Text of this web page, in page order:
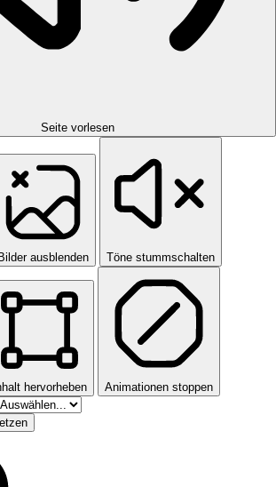
Seite vorlesen
Bilder ausblenden Töne stummschalten
hervorheben Animationen stoppen